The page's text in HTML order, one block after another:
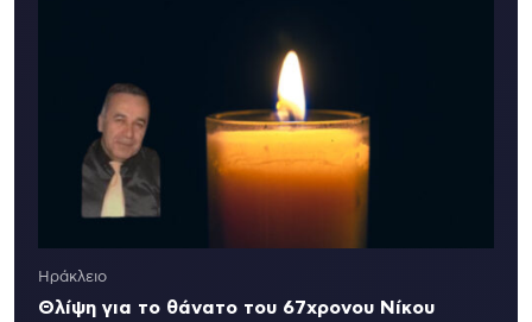
Ηράκλειο
Θλίψη για το θάνατο του 67χρονου Νίκου